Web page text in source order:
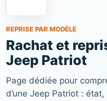
REPRISE PAR MODÈLE
Rachat et
Jeep Patriot
Page dédiée pour
d’une Jeep Patriot :